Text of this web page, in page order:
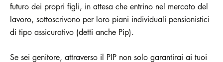
futuro dei propri figli, in attesa che entrino nel mercato del
lavoro, sottoscrivono per loro piani individuali pensionistici
di tipo assicurativo (detti anche Pip).
Se sei genitore, attraverso il PIP non solo garantirai ai tuoi